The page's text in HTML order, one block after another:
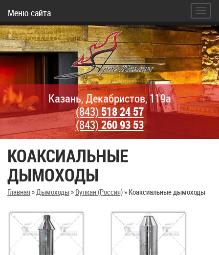
Меню сайта
Казань, Декабристов, 119а
(843)518 24 57
(843)260 93 53
КОАКСИАЛЬНЫЕ
ДЫМОХОДЫ
Главная»Дымоходы» Вулкан (Россия)» Коаксиальные дымоходы